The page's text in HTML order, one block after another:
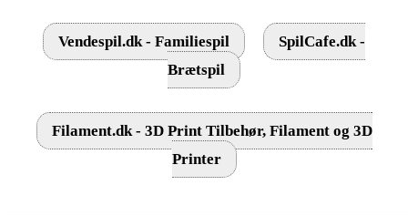
Vendespil.dk - Familiespil
SpilCafe.dk -
Brætspil
Filament.dk - 3D Print Tilbehør, Filament og 3D
Printer